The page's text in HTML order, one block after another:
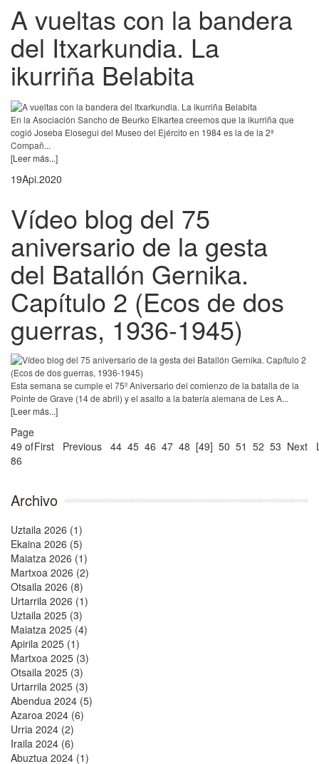
A vueltas con la bandera
del Itxarkundia. La
ikurriña Belabita
En la Asociación Sancho de Beurko Elkartea creemos que la ikurriña que
cogió Joseba Elosegui del Museo del Ejército en 1984 es la de la 2ª
Compañ...
[Leer más...]
19Api.2020
Vídeo blog del 75
aniversario de la gesta
del Batallón Gernika.
Capítulo 2 (Ecos de dos
guerras, 1936-1945)
Esta semana se cumple el 75º Aniversario del comienzo de la batalla de la
Pointe de Grave (14 de abril) y el asalto a la batería alemana de Les A...
[Leer más...]
Page
49 of
86
First Previous 44 45 46 47 48 [49] 50 51 52 53 Next
Archivo
Uztaila 2026 (1)
Ekaina 2026 (5)
Maiatza 2026 (1)
Martxoa 2026 (2)
Otsaila 2026 (8)
Urtarrila 2026 (1)
Uztaila 2025 (3)
Maiatza 2025 (4)
Apirila 2025 (1)
Martxoa 2025 (3)
Otsaila 2025 (3)
Urtarrila 2025 (3)
Abendua 2024 (5)
Azaroa 2024 (6)
Urria 2024 (2)
Iraila 2024 (6)
Abuztua 2024 (1)